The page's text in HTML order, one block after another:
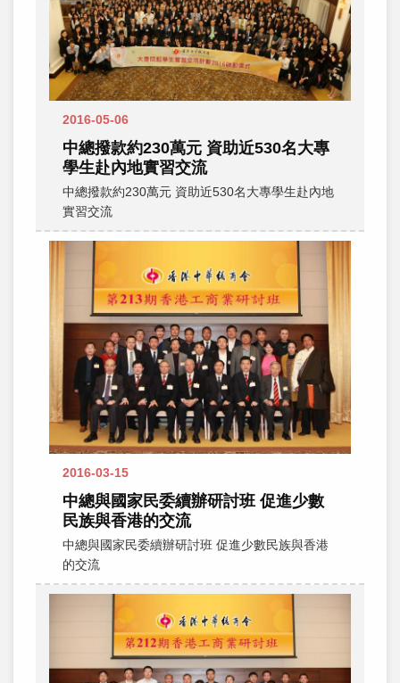
2016-05-06
中總撥款約230萬元 資助近530名大專
學生赴內地實習交流
中總撥款約230萬元 資助近530名大專學生赴內地
實習交流
2016-03-15
中總與國家民委續辦研討班 促進少數
民族與香港的交流
中總與國家民委續辦研討班 促進少數民族與香港
的交流